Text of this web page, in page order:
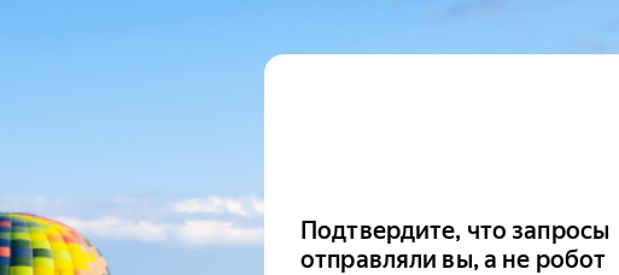
Подтвердите, что запросы
отправляли вы, а не робот